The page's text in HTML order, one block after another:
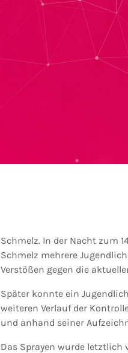
Schmelz. In der Nacht zum
Schmelz mehrere
Verstößen gegen die
Später konnte ein
weiteren Verlauf der
und anhand seiner
Das Sprayen wurde letztlich